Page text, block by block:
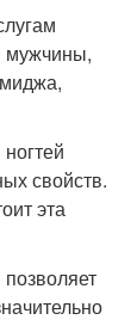
мужчины,
свойств.
эта